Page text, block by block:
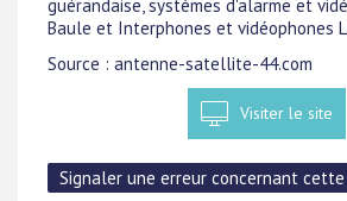
guérandaise, systèmes d'alarme et
Baule et Interphones et vidéophones
Source : antenne-satellite-44.com
Visiter le site